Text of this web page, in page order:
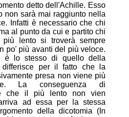
detto dell'Achille. Esso
non sarà mai raggiunto nella
Infatti è necessario che chi
al punto da cui e partito chi
lento si troverà sempre
po' più avanti del più veloce.
è lo stesso di quello della
differisce per il fatto che la
presa non viene più
La conseguenza di
è che il più lento non vien
ad essa per la stessa
della dicotomia (In